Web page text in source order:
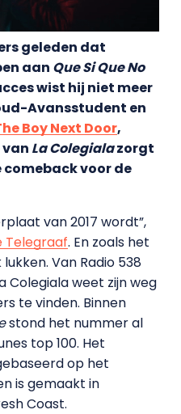
geleden dat
aan Que Si Que No
wist hij niet meer
Avansstudent en
Boy Next Door,
van La Colegialazorgt
comeback voor de
van 2017 wordt”,
Telegraaf. En zoals het
Van Radio 538
Colegiala weet zijn weg
te vinden. Binnen
stond het nummer al
top 100. Het
op het
is gemaakt in
Coast.